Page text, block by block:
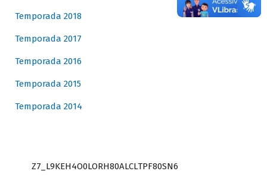
Temporada 2018
Temporada 2017
Temporada 2016
Temporada 2015
Temporada 2014
Z7_L9KEH4O0LORH80ALCLTPF80SN6